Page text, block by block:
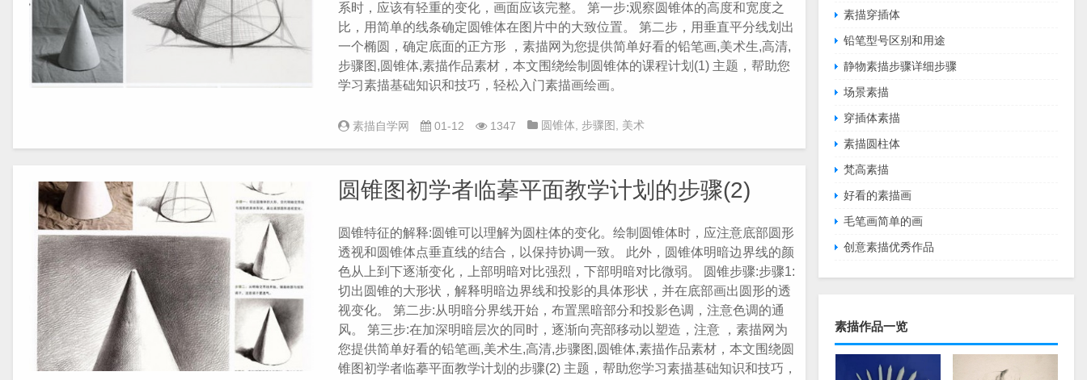
系时，应该有轻重的变化，画面应该完整。 第一步:观察圆锥体的高度和宽度之
比，用简单的线条确定圆锥体在图片中的大致位置。 第二步，用垂直平分线划出
一个椭圆，确定底面的正方形 ，素描网为您提供简单好看的铅笔画,美术生,高清,
步骤图,圆锥体,素描作品素材，本文围绕绘制圆锥体的课程计划(1) 主题，帮助您
学习素描基础知识和技巧，轻松入门素描画绘画。
素描自学网 01-12 1347 圆锥体, 步骤图, 美术
圆锥图初学者临摹平面教学计划的步骤(2)
圆锥特征的解释:圆锥可以理解为圆柱体的变化。绘制圆锥体时，应注意底部圆形
透视和圆锥体点垂直线的结合，以保持协调一致。 此外，圆锥体明暗边界线的颜
色从上到下逐渐变化，上部明暗对比强烈，下部明暗对比微弱。 圆锥步骤:步骤1:
切出圆锥的大形状，解释明暗边界线和投影的具体形状，并在底部画出圆形的透
视变化。 第二步:从明暗分界线开始，布置黑暗部分和投影色调，注意色调的通
风。 第三步:在加深明暗层次的同时，逐渐向亮部移动以塑造，注意 ，素描网为
您提供简单好看的铅笔画,美术生,高清,步骤图,圆锥体,素描作品素材，本文围绕圆
锥图初学者临摹平面教学计划的步骤(2) 主题，帮助您学习素描基础知识和技巧，
素描穿插体
铅笔型号区别和用途
静物素描步骤详细步骤
场景素描
穿插体素描
素描圆柱体
梵高素描
好看的素描画
毛笔画简单的画
创意素描优秀作品
素描作品一览